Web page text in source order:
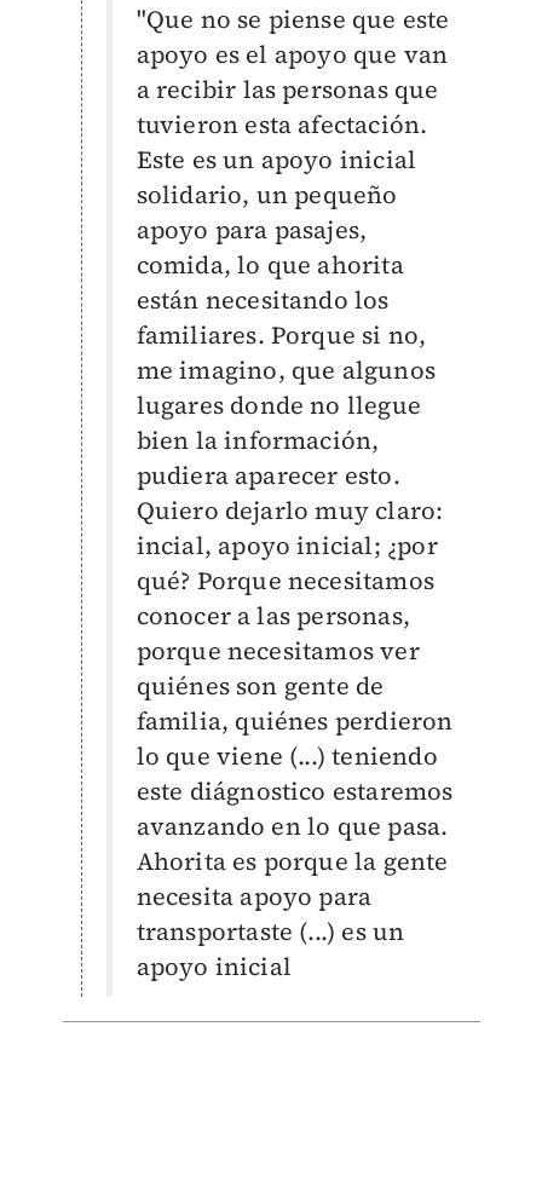
"Que no se piense que este
apoyo es el apoyo que van
a recibir las personas que
tuvieron esta afectación.
Este es un apoyo inicial
solidario, un pequeño
apoyo para pasajes,
comida, lo que ahorita
están necesitando los
familiares. Porque si no,
me imagino, que algunos
lugares donde no llegue
bien la información,
pudiera aparecer esto.
Quiero dejarlo muy claro:
incial, apoyo inicial; ¿por
qué? Porque necesitamos
conocer a las personas,
porque necesitamos ver
quiénes son gente de
familia, quiénes perdieron
lo que viene (...) teniendo
este diágnostico estaremos
avanzando en lo que pasa.
Ahorita es porque la gente
necesita apoyo para
transportaste (...) es un
apoyo inicial